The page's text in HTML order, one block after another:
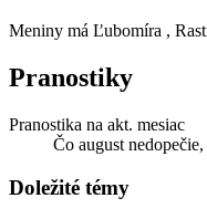
Meniny má Ľubomíra ,
Pranostiky
Pranostika na akt. mesiac
Čo august
Doležité témy